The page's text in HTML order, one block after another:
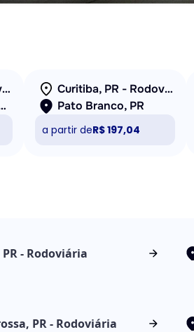
Curitiba, PR - Rodoviária
- Rodoviária
Curitiba, PR - Rodoviária
Pato Branco, PR
a partir deR$ 197,04
- Rodoviária
PR - Rodoviária